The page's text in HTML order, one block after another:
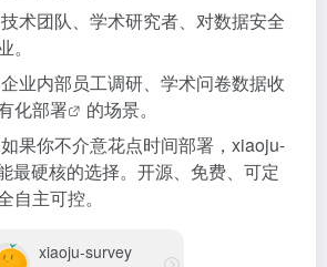
技术团队、学术研究者、对数据安全
企业内部员工调研、学术问卷数据收
化部署
的场景。
如果你不介意花点时间部署，xiaoju-
最硬核的选择。开源、免费、可定
自主可控。
xiaoju-survey